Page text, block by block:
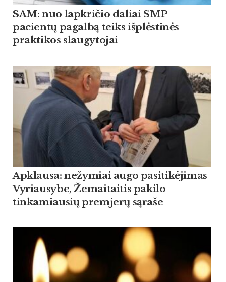
SAM: nuo lapkričio daliai SMP
pacientų pagalbą teiks išplėstinės
praktikos slaugytojai
Apklausa: nežymiai augo pasitikėjimas
Vyriausybe, Žemaitaitis pakilo
tinkamiausių premjerų sąraše